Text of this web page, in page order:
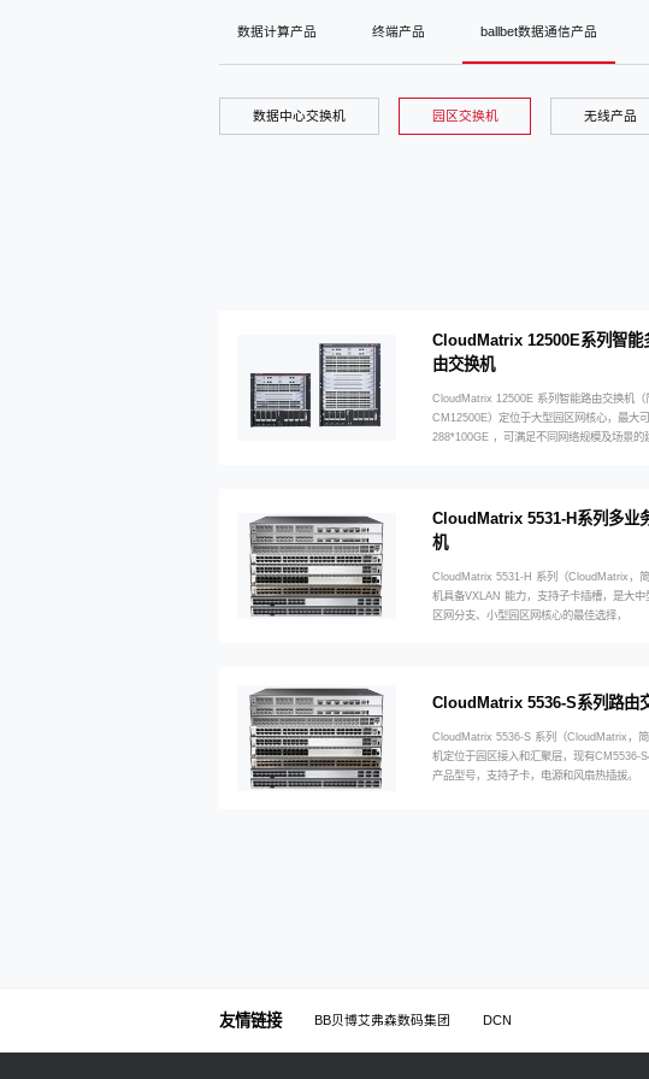
数据计算产品 终端产品 ballbet数据通信产品
数据中心交换机 园区交换机 无线产品
CloudMatrix 12500E系列智能
由交换机
CloudMatrix 12500E 系列智能路由交换机（
CM12500E）定位于大型园区网核心，最大
288*100GE ，可满足不同网络规模及场景的
CloudMatrix 5531-H系列多业
机
CloudMatrix 5531-H 系列（CloudMatrix，
机具备VXLAN 能力，支持子卡插槽，是大中
区网分支、小型园区网核心的最佳选择，
CloudMatrix 5536-S系列路由
CloudMatrix 5536-S 系列（CloudMatrix，
机定位于园区接入和汇聚层，现有CM5536-
产品型号，支持子卡，电源和风扇热插拔。
友情链接 BB贝博艾弗森数码集团 DCN